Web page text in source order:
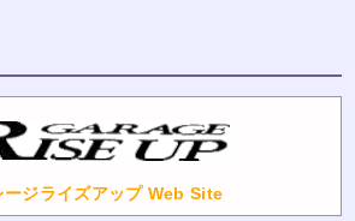
ージライズアップ Web Site